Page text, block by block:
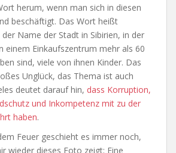
herum, wenn man sich in diesen
beschäftigt. Das Wort heißt
Name der Stadt in Sibirien, in der
einem Einkaufszentrum mehr als 60
sind, viele von ihnen Kinder. Das
Unglück, das Thema ist auch
deutet darauf hin, dass Korruption,
und Inkompetenz mit zu der
haben.
Feuer geschieht es immer noch,
wieder dieses Foto zeigt: Eine